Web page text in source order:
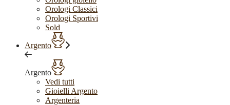
Orologi Classici
Orologi Sportivi
Sold
Argento
Argento
Vedi tutti
Gioielli Argento
Argenteria